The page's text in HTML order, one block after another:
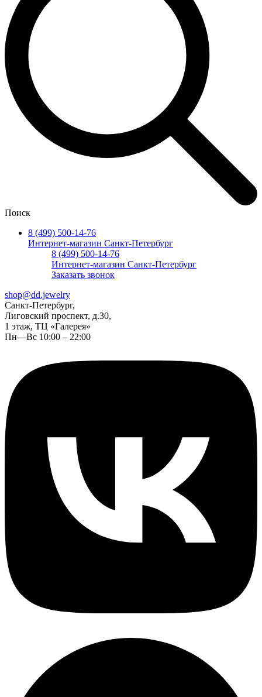
Поиск
8 (499) 500-14-76
Интернет-магазин Санкт-Петербург
8 (499) 500-14-76
Интернет-магазин Санкт-Петербург
Заказать звонок
shop@dd.jewelry
Санкт-Петербург,
Лиговский проспект, д.30,
1 этаж, ТЦ «Галерея»
Пн—Вс 10:00 – 22:00